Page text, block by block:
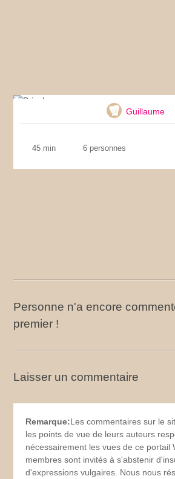
Guillaume
45 min 6 personnes
Personne n'a encore
premier !
Laisser un commentaire
Remarque:Les commentaires sur le
les points de vue de leurs auteurs
nécessairement les vues de ce portail
membres sont invités à s'abstenir
d'expressions vulgaires. Nous nous